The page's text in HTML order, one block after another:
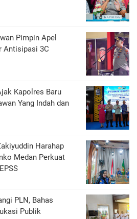
Pimpin Apel
Antisipasi 3C
Kapolres Baru
Yang Indah dan
Harahap
Medan Perkuat
PLN, Bahas
Publik